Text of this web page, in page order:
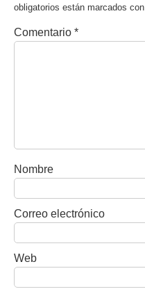
obligatorios están marcados con
Comentario *
Nombre
Correo electrónico
Web